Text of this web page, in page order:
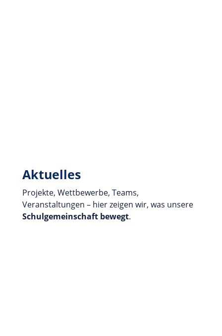
Aktuelles
Projekte, Wettbewerbe, Teams,
Veranstaltungen – hier zeigen wir, was unsere
Schulgemeinschaft bewegt.